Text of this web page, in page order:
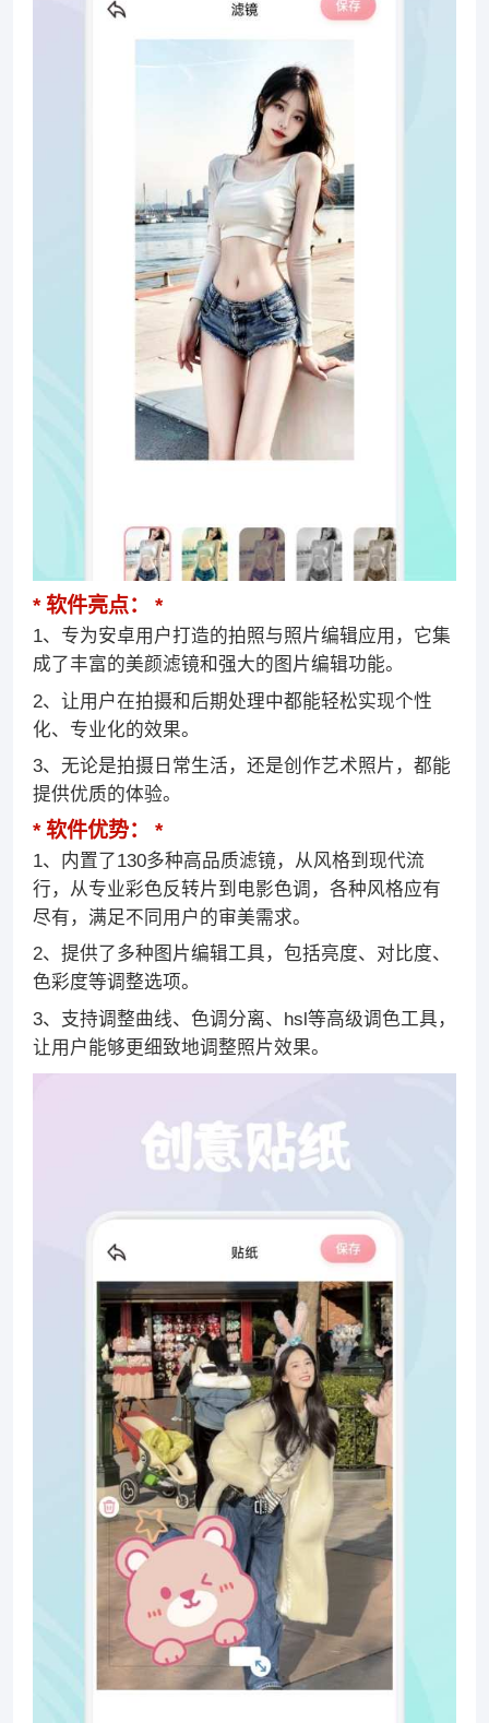
软件亮点：
1、专为安卓用户打造的拍照与照片编辑应用，它集
成了丰富的美颜滤镜和强大的图片编辑功能。
2、让用户在拍摄和后期处理中都能轻松实现个性
化、专业化的效果。
3、无论是拍摄日常生活，还是创作艺术照片，都能
提供优质的体验。
软件优势：
1、内置了130多种高品质滤镜，从风格到现代流
行，从专业彩色反转片到电影色调，各种风格应有
尽有，满足不同用户的审美需求。
2、提供了多种图片编辑工具，包括亮度、对比度、
色彩度等调整选项。
3、支持调整曲线、色调分离、hsl等高级调色工具，
让用户能够更细致地调整照片效果。